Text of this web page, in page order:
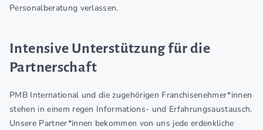
Personalberatung verlassen.
Intensive Unterstützung für die
Partnerschaft
PMB International und die zugehörigen Franchisenehmer*innen
stehen in einem regen Informations- und Erfahrungsaustausch.
Unsere Partner*innen bekommen von uns jede erdenkliche